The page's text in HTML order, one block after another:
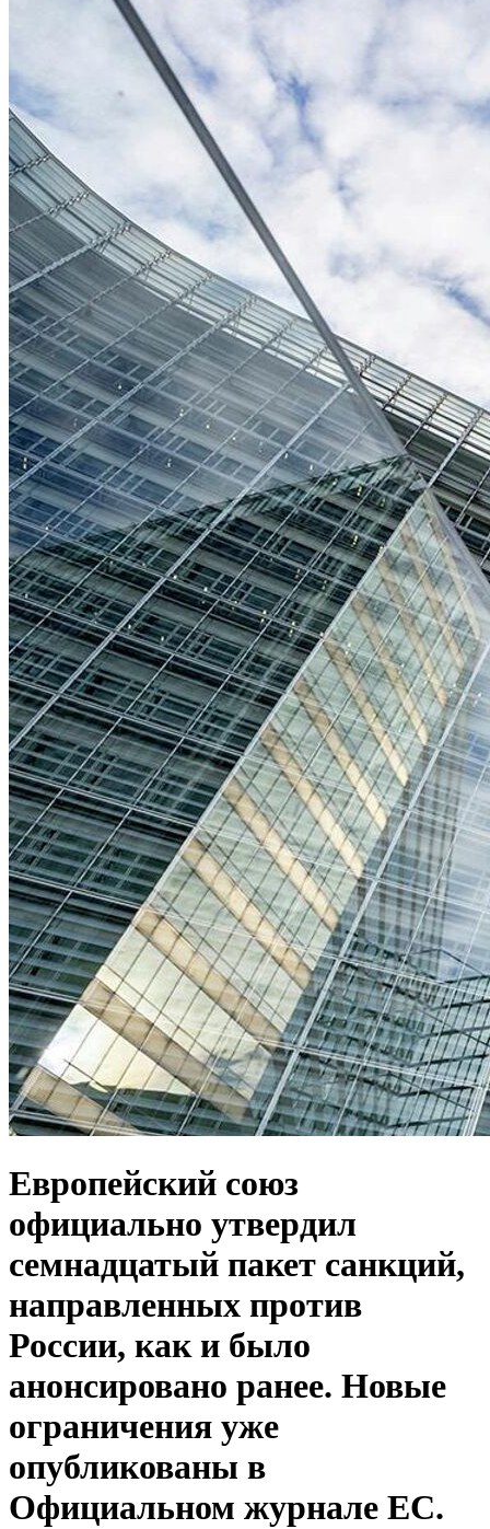
Европейский союз
официально утвердил
семнадцатый пакет санкций,
направленных против
России, как и было
анонсировано ранее. Новые
ограничения уже
опубликованы в
Официальном журнале ЕС.